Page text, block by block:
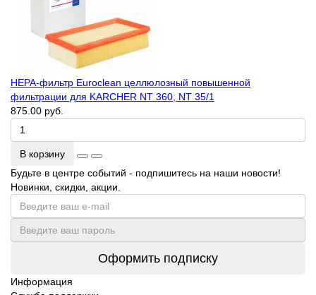
HEPA-фильтр Euroclean целлюлозный повышенной
фильтрации для KARCHER NT 360, NT 35/1
875.00 руб.
В корзину
Будьте в центре событий - подпишитесь на наши новости!
Новинки, скидки, акции.
Оформить подписку
Информация